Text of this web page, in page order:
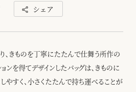
シェア
、きものを丁寧にたたんで仕舞う所作の
ンを得てデザインしたバッグは、きものに
やすく、小さくたたんで持ち運べることが